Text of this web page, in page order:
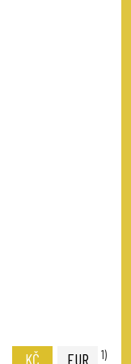
KČ EUR 1)